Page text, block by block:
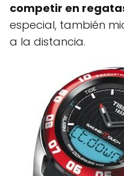
competir en
especial, también
a la distancia.